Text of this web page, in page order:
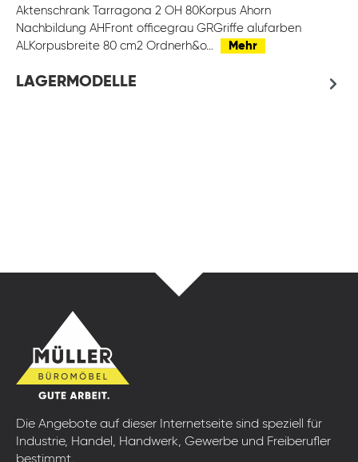
Aktenschrank Tarragona 2 OH 80Korpus Ahorn
Nachbildung AHFront officegrau GRGriffe alufarben
ALKorpusbreite 80 cm2 Ordnerh&o…
Mehr
LAGERMODELLE
Die Angebote auf dieser Internetseite sind speziell für
Industrie, Handel, Handwerk, Gewerbe und Freiberufler